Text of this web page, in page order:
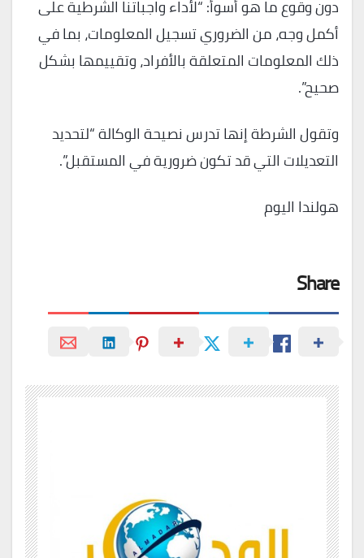
دون وقوع ما هو أسوأ: “لأداء واجباتنا الشرطية على
أكمل وجه، من الضروري تسجيل المعلومات، بما في
ذلك المعلومات المتعلقة بالأفراد، وتقييمها بشكل
صحيح”.
وتقول الشرطة إنها تدرس نصيحة الوكالة “لتحديد
التعديلات التي قد تكون ضرورية في المستقبل”.
هولندا اليوم
Share